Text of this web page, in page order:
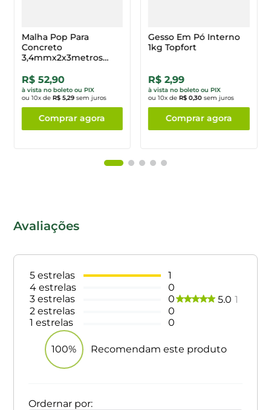
Malha Pop Para
Concreto
3,4mmx2x3metros
R$ 52,90
à vista no boleto ou PIX
ou10x de R$ 5,29 sem juros
Comprar agora
Gesso Em Pó Interno
1kg Topfort
R$ 2,99
à vista no boleto ou PIX
ou10x de R$ 0,30 sem juros
Comprar agora
Avaliações
5 estrelas
4 estrelas
3 estrelas
2 estrelas
1 estrelas
1
0
0
0
0
5.0 1
100% Recomendam este produto
Ordernar por: